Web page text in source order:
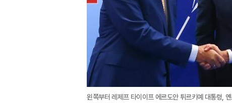
왼쪽부터 레제프 타이이프 에르도안 튀르키예 대통령,